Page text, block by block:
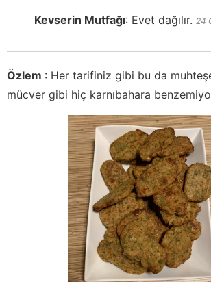
Kevserin Mutfağı: Evet dağılır. 24
Özlem : Her tarifiniz gibi bu da
mücver gibi hiç karnıbahara